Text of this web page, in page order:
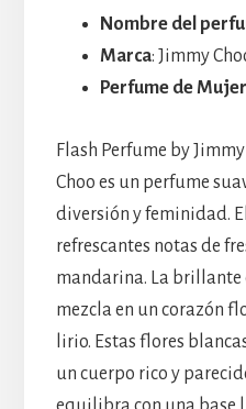
Nombre del
Marca: Jimmy
Perfume de Mujer
Flash Perfume by
Choo es un perfume
diversión y feminidad.
refrescantes notas de
mandarina. La
mezcla en un corazón
lirio. Estas flores
un cuerpo rico y